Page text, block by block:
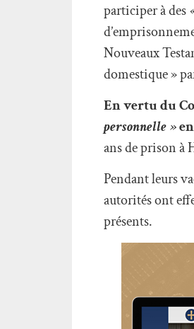
participer à des
Nouveaux
domestique »
En vertu du
personnelle »
ans de prison à
Pendant leurs
autorités ont
présents.